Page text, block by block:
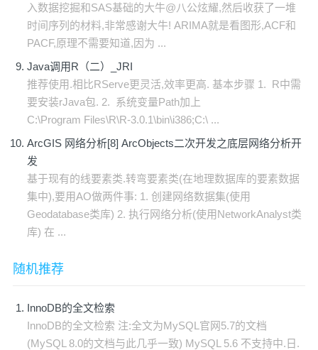
入数据挖掘和SAS基础的大牛@八公炫耀,然后收获了一堆
时间序列的材料,非常感谢大牛! ARIMA就是看图形,ACF和
PACF,原理不需要知道,因为 ...
Java调用R（二）_JRI
推荐使用.相比RServe更灵活,效率更高. 基本步骤 1. R中需
要安装rJava包. 2. 系统变量Path加上
C:\Program Files\R\R-3.0.1\bin\i386;C:\ ...
ArcGIS 网络分析[8] ArcObjects二次开发之底层网络分析开
发
基于现有的线要素类.转弯要素类(在地理数据库的要素数据
集中),要用AO做两件事: 1. 创建网络数据集(使用
Geodatabase类库) 2. 执行网络分析(使用NetworkAnalyst类
库) 在 ...
随机推荐
InnoDB的全文检索
InnoDB的全文检索 注:全文为MySQL官网5.7的文档
(MySQL 8.0的文档与此几乎一致) MySQL 5.6 不支持中.日.